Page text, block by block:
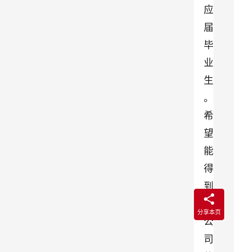
应
届
毕
业
生
。
希
望
能
得
到
贵
公
司
分享本页